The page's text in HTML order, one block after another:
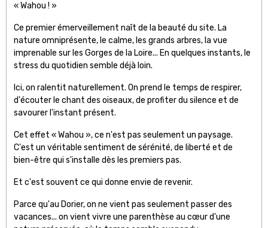
« Wahou ! »
Ce premier émerveillement naît de la beauté du site. La
nature omniprésente, le calme, les grands arbres, la vue
imprenable sur les Gorges de la Loire... En quelques instants, le
stress du quotidien semble déjà loin.
Ici, on ralentit naturellement. On prend le temps de respirer,
d'écouter le chant des oiseaux, de profiter du silence et de
savourer l'instant présent.
Cet effet « Wahou », ce n'est pas seulement un paysage.
C'est un véritable sentiment de sérénité, de liberté et de
bien-être qui s'installe dès les premiers pas.
Et c'est souvent ce qui donne envie de revenir.
Parce qu'au Dorier, on ne vient pas seulement passer des
vacances... on vient vivre une parenthèse au cœur d'une